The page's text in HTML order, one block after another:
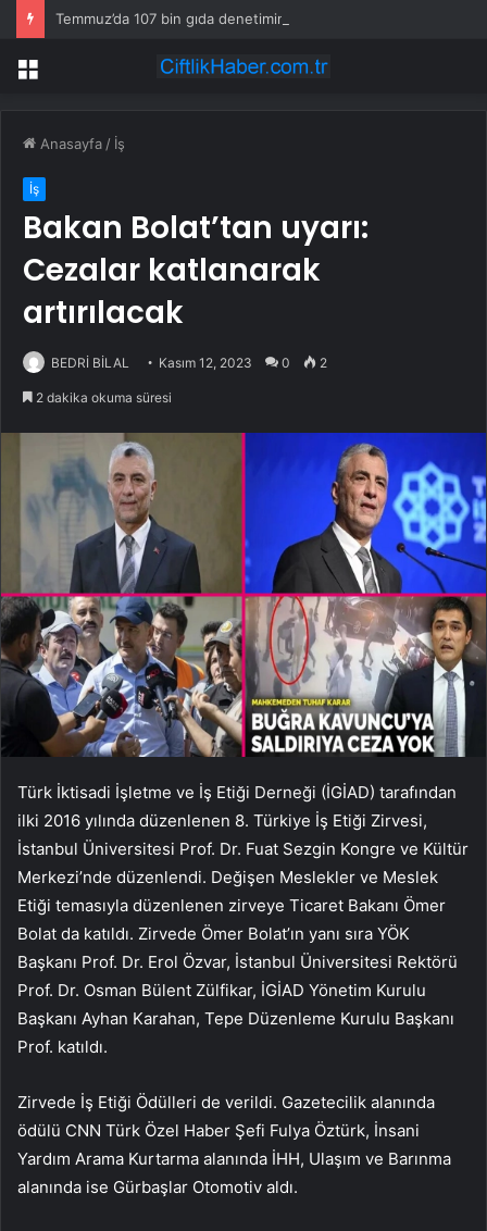
Menü
Anasayfa / İş
İş
Bakan Bolat’tan uyarı:
Cezalar katlanarak
artırılacak
BEDRİ BİLAL Kasım 12, 2023 0 2
2 dakika okuma süresi
Türk İktisadi İşletme ve İş Etiği Derneği (İGİAD) tarafından
ilki 2016 yılında düzenlenen 8. Türkiye İş Etiği Zirvesi,
İstanbul Üniversitesi Prof. Dr. Fuat Sezgin Kongre ve Kültür
Merkezi’nde düzenlendi. Değişen Meslekler ve Meslek
Etiği temasıyla düzenlenen zirveye Ticaret Bakanı Ömer
Bolat da katıldı. Zirvede Ömer Bolat’ın yanı sıra YÖK
Başkanı Prof. Dr. Erol Özvar, İstanbul Üniversitesi Rektörü
Prof. Dr. Osman Bülent Zülfikar, İGİAD Yönetim Kurulu
Başkanı Ayhan Karahan, Tepe Düzenleme Kurulu Başkanı
Prof. katıldı.
Zirvede İş Etiği Ödülleri de verildi. Gazetecilik alanında
ödülü CNN Türk Özel Haber Şefi Fulya Öztürk, İnsani
Yardım Arama Kurtarma alanında İHH, Ulaşım ve Barınma
alanında ise Gürbaşlar Otomotiv aldı.